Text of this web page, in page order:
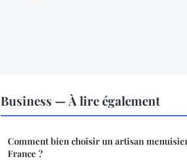
Business — À lire également
Comment bien choisir un artisan
France ?